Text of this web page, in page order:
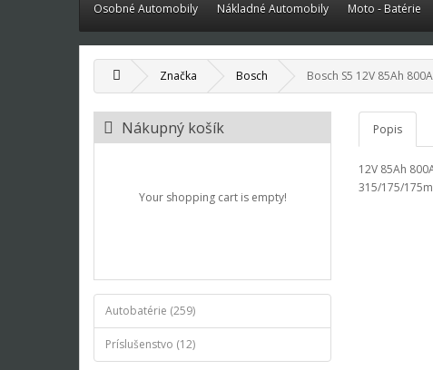
Osobné Automobily Nákladné Automobily Moto - Batérie
Značka Bosch Bosch S5 12V 85Ah
Nákupný košík
Your shopping cart is empty!
Autobatérie (259)
Príslušenstvo (12)
Popis
12V 85Ah
315/175/